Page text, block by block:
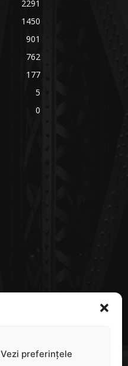
Vezi preferințele
2291
1450
901
762
177
5
0